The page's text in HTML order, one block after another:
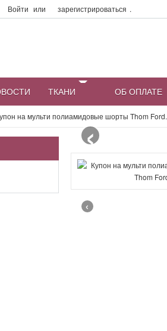
Войти или зарегистрироваться .
ТКАНИ ОБ ОПЛАТЕ
на мульти полиамидовые шорты Thom Ford.
‹
‹